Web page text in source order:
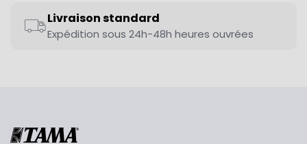
Livraison standard
Expédition sous 24h-48h heures ouvrées